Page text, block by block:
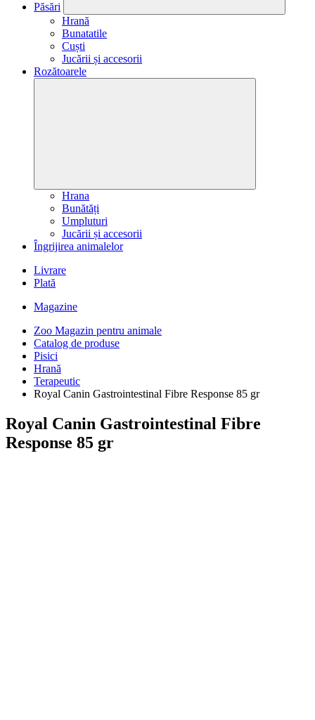
Păsări
Hrană
Bunatatile
Cuști
Jucării și accesorii
Rozătoarele
Hrana
Bunătăți
Umpluturi
Jucării și accesorii
Îngrijirea animalelor
Livrare
Plată
Magazine
Zoo Magazin pentru animale
Catalog de produse
Pisici
Hrană
Terapeutic
Royal Canin Gastrointestinal Fibre Response 85 gr
Royal Canin Gastrointestinal Fibre
Response 85 gr